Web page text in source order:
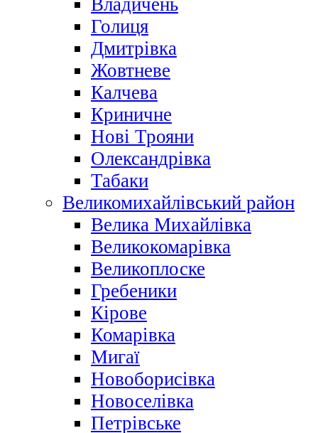
Владичень
Голиця
Дмитрівка
Жовтневе
Калчева
Криничне
Нові Трояни
Олександрівка
Табаки
Великомихайлівський район
Велика Михайлівка
Великокомарівка
Великоплоске
Гребеники
Кірове
Комарівка
Мигаї
Новоборисівка
Новоселівка
Петрівське